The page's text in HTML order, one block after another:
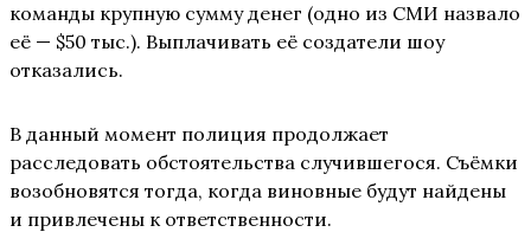
команды крупную сумму денег (одно из СМИ назвало
её — $50 тыс.). Выплачивать её создатели шоу
отказались.
В данный момент полиция продолжает
расследовать обстоятельства случившегося. Съёмки
возобновятся тогда, когда виновные будут найдены
и привлечены к ответственности.